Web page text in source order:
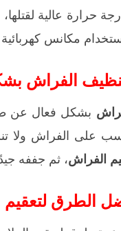
حرارة عالية
مكانس
الفراش
بشكل فعال عن
على الفراش ولا
الفراش، ثم جففه
الطرق لتعقيم